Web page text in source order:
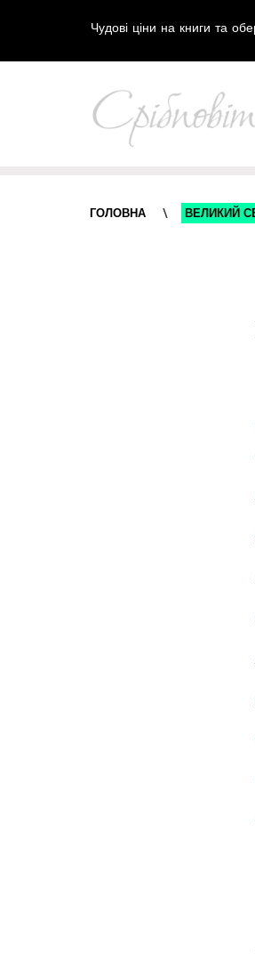
Чудові ціни на книги та
ГОЛОВНА \ ВЕЛИКИЙ